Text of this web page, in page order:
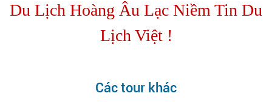
Du Lịch Hoàng Âu Lạc Niềm Tin Du
Lịch Việt !
Các tour khác